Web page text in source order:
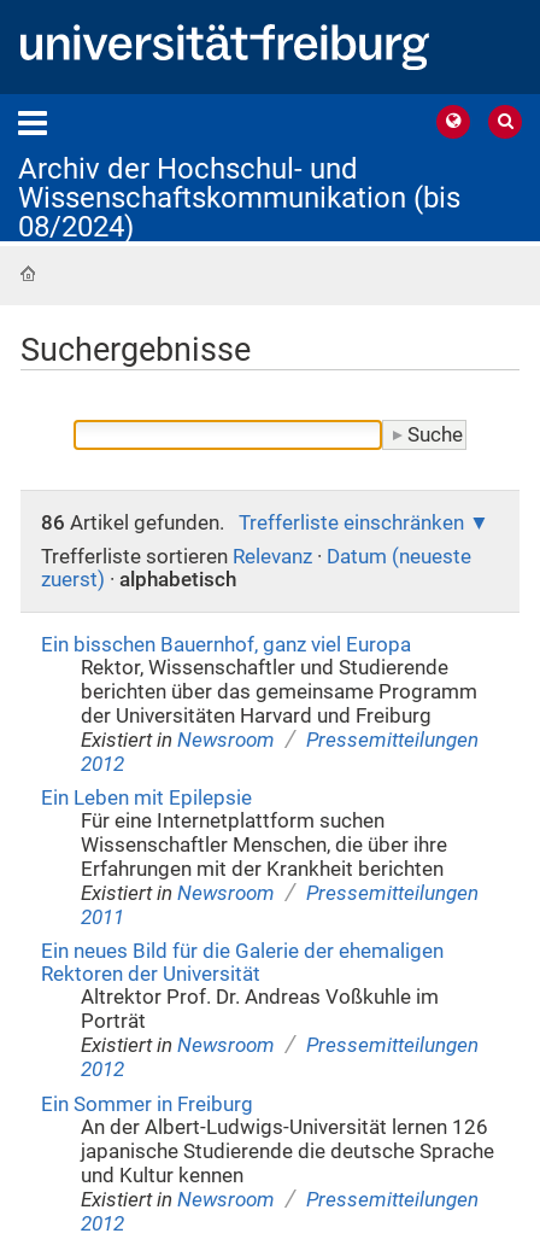
Archiv der Hochschul- und
Wissenschaftskommunikation (bis
08/2024)
Suchergebnisse
86 Artikel gefunden.
Trefferliste einschränken
Trefferliste sortieren Relevanz · Datum (neueste
zuerst) · alphabetisch
Ein bisschen Bauernhof, ganz viel Europa
Rektor, Wissenschaftler und Studierende
berichten über das gemeinsame Programm
der Universitäten Harvard und Freiburg
Existiert in Newsroom / Pressemitteilungen
2012
Ein Leben mit Epilepsie
Für eine Internetplattform suchen
Wissenschaftler Menschen, die über ihre
Erfahrungen mit der Krankheit berichten
Existiert in Newsroom / Pressemitteilungen
2011
Ein neues Bild für die Galerie der ehemaligen
Rektoren der Universität
Altrektor Prof. Dr. Andreas Voßkuhle im
Porträt
Existiert in Newsroom / Pressemitteilungen
2012
Ein Sommer in Freiburg
An der Albert-Ludwigs-Universität lernen 126
japanische Studierende die deutsche Sprache
und Kultur kennen
Existiert in Newsroom / Pressemitteilungen
2012